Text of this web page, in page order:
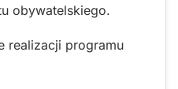
obywatelskiego.
realizacji programu